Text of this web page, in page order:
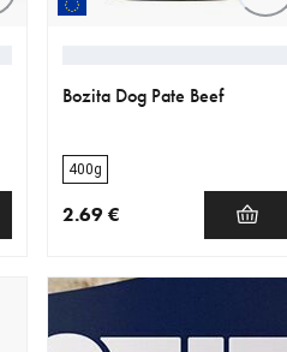
Bozita Dog Pate Beef
400g
2.69 €